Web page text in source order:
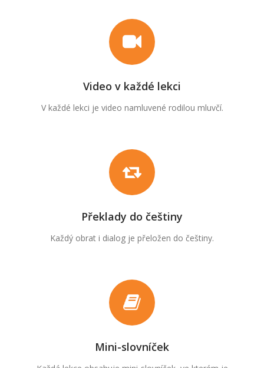
Video v každé lekci
V každé lekci je video namluvené rodilou mluvčí.
Překlady do češtiny
Každý obrat i dialog je přeložen do češtiny.
Mini-slovníček